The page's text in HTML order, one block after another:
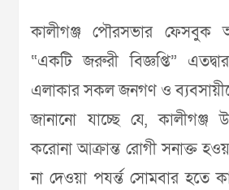
কালীগঞ্জ পৌরসভার ফেসবুক
“একটি জরুরী বিজ্ঞপ্তি”
এলাকার সকল জনগণ ও
জানানো যাচ্ছে যে, কালীগঞ্জ
করোনা আক্রান্ত রোগী সনাক্ত
না দেওয়া পযর্ন্ত সোমবার হতে